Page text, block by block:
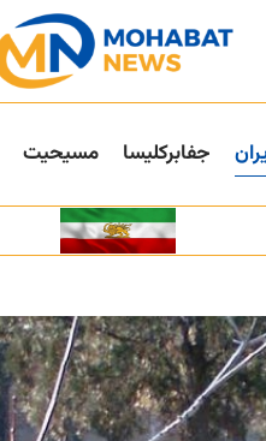
جفا‌بر‌کلیسا مسیحیت